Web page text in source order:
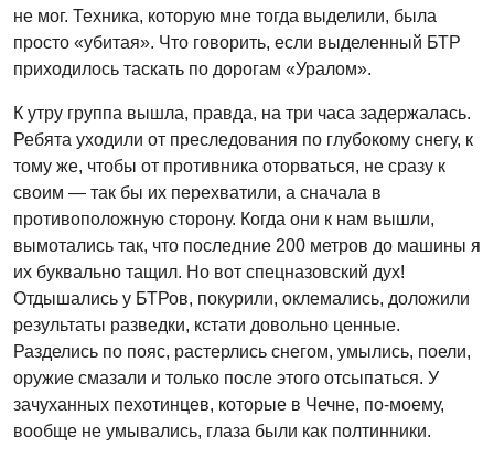
не мог. Техника, которую мне тогда выделили, была
просто «убитая». Что говорить, если выделенный БТР
приходилось таскать по дорогам «Уралом».
К утру группа вышла, правда, на три часа задержалась.
Ребята уходили от преследования по глубокому снегу, к
тому же, чтобы от противника оторваться, не сразу к
своим — так бы их перехватили, а сначала в
противоположную сторону. Когда они к нам вышли,
вымотались так, что последние 200 метров до машины я
их буквально тащил. Но вот спецназовский дух!
Отдышались у БТРов, покурили, оклемались, доложили
результаты разведки, кстати довольно ценные.
Разделись по пояс, растерлись снегом, умылись, поели,
оружие смазали и только после этого отсыпаться. У
зачуханных пехотинцев, которые в Чечне, по-моему,
вообще не умывались, глаза были как полтинники.